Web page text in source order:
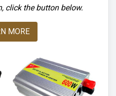
click the button below.
MORE